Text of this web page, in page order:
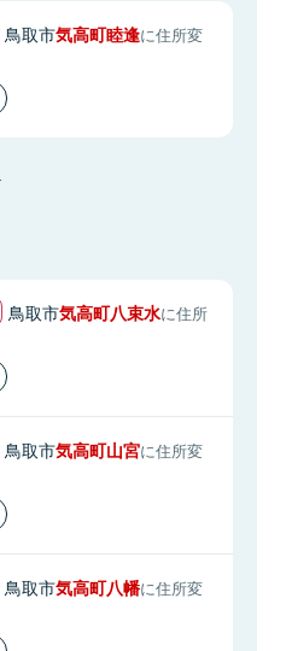
鳥取市気高町睦逢に住所変
鳥取市気高町八束水に住所
鳥取市気高町山宮に住所変
鳥取市気高町八幡に住所変